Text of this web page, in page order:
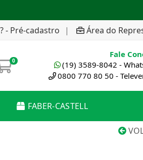
- Pré-cadastro | Área do
0
Fale
(19) 3589-8042 -
0800 770 80 50 -
FABER-CASTELL